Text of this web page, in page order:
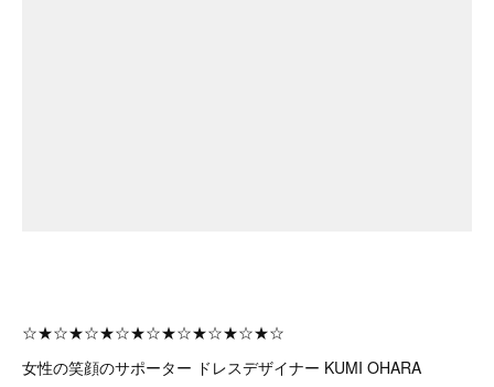
☆★☆★☆★☆★☆★☆★☆★☆★☆
女性の笑顔のサポーター ドレスデザイナー KUMI OHARA